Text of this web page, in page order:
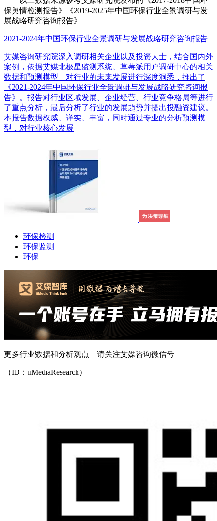
保舆情检测报告》《2019-2025年中国环保行业全景调研与发
展战略研究咨询报告》
2021-2024年中国环保行业全景调研与发展战略研究咨询报告
艾媒咨询研究院深入调研相关企业以及投资人士，结合国内外
案例，依据艾媒北极星监测系统、草莓派用户调研中心的相关
数据和预测模型，对行业的未来发展进行深度洞悉，推出了
《2021-2024年中国环保行业全景调研与发展战略研究咨询报
告》。报告对行业区域发展、企业经营、行业竞争格局等进行
了重点分析，最后分析了行业的发展趋势并提出投融资建议。
本报告数据权威、详实、丰富，同时通过专业的分析预测模
型，对行业核心发展
环保检测
环保监测
环保
更多行业数据和分析观点，请关注艾媒咨询微信号
（ID：iiMediaResearch）